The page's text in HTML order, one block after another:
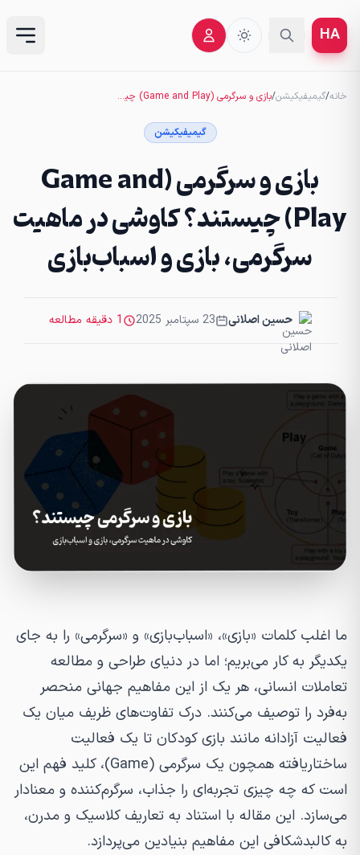
HA
خانه/گیمیفیکیشن/ بازی و سرگرمی (Game and Play) چیستند؟ کاوشی در ماهیت سرگرمی، بازی و اسباب‌بازی
گیمیفیکیشن
بازی و سرگرمی (Game and
Play) چیستند؟ کاوشی در ماهیت
سرگرمی، بازی و اسباب‌بازی
حسین اصلانی 23 سپتامبر 2025 1 دقیقه مطالعه
ما اغلب کلمات «بازی»، «اسباب‌بازی» و «سرگرمی» را به جای
یکدیگر به کار می‌بریم؛ اما در دنیای طراحی و مطالعه
تعاملات انسانی، هر یک از این مفاهیم جهانی منحصر
به‌فرد را توصیف می‌کنند. درک تفاوت‌های ظریف میان یک
فعالیت آزادانه مانند بازی کودکان تا یک فعالیت
ساختاریافته همچون یک سرگرمی (Game)، کلید فهم این
است که چه چیزی تجربه‌ای را جذاب، سرگرم‌کننده و معنادار
می‌سازد. این مقاله با استناد به تعاریف کلاسیک و مدرن،
به کالبدشکافی این مفاهیم بنیادین می‌پردازد.